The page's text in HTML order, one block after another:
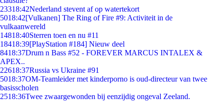
23318:42Nederland stevent af op watertekort
5018:42[Vulkanen] The Ring of Fire #9: Activiteit in de
vulkaanwereld
14818:40Sterren toen en nu #11
18418:39[PlayStation #184] Nieuw deel
8418:37Drum n Bass #52 - FOREVER MARCUS INTALEX &
APEX..
22618:37Russia vs Ukraine #91
5018:37OM-Teamleider met kinderporno is oud-directeur van twee
basisscholen
2518:36Twee zwaargewonden bij eenzijdig ongeval Zeeland.